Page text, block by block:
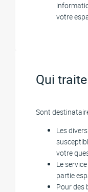
votre
Qui
Sont
Les
votre
Le
partie
Pour des